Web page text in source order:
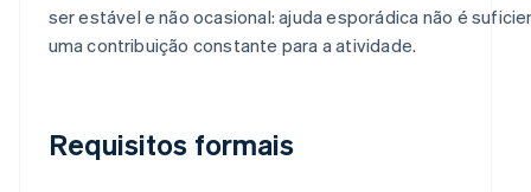
ser estável e não ocasional: ajuda esporádica não é
uma contribuição constante para a atividade.
Requisitos formais